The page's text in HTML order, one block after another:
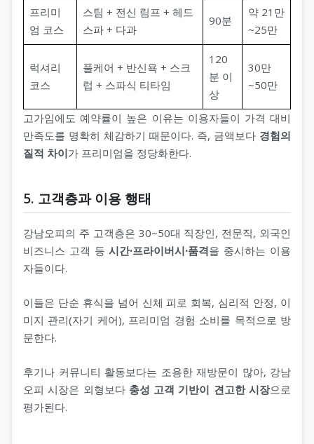
프리미
엄 코스
스팀 + 전신 림프 + 헤드
스파 + 다과
90분
약 21만
~25만
럭셔리
코스
풀케어 + 반신욕 + 스크
럽 + 스파식 티타임
120
분 이
상
30만
~50만
고가임에도 예약률이 높은 이유는 이용자들이 가격 대비
만족도를 명확히 체감하기 때문이다. 즉, 금액보다 경험의
질적 차이가 프리미엄을 정당화한다.
5. 고객층과 이용 행태
강남오피의 주 고객층은 30~50대 직장인, 전문직, 외국인
비즈니스 고객 등시간·프라이버시·품격을 중시하는 이용
자들이다.
이들은 단순 휴식을 넘어 신체 피로 회복, 심리적 안정, 이
미지 관리(자기 케어), 프리미엄 경험 소비를 목적으로 방
문한다.
후기나 커뮤니티 활동보다는 조용한 재방문이 많아, 강남
오피 시장은 외형보다 충성 고객 기반이 견고한 시장으로
평가된다.